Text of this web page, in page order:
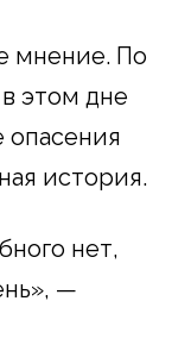
мнение. По
этом дне
опасения
история.
нет,
—